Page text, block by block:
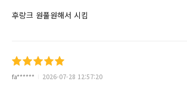
후랑크 원풀원해서 시킴
fa****** 2026-07-28 12:57:20